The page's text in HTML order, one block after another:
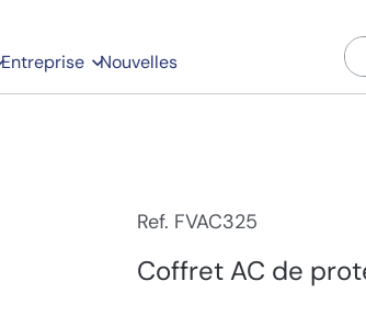
Entreprise Nouvelles
Ref. FVAC325
Coffret AC de